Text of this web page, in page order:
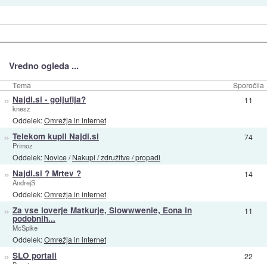
Vredno ogleda ...
Tema Sporočila
» Najdi.si - goljufija?
knesz
Oddelek:Omrežja in internet
11
» Telekom kupil Najdi.si
Primoz
Oddelek: Novice/Nakupi / združitve / propadi
74
» Najdi.si ? Mrtev ?
AndrejS
Oddelek:Omrežja in internet
14
» Za vse loverje Matkurje, Slowwwenie, Eona in
podobnih...
McSpike
Oddelek:Omrežja in internet
11
» SLO portali 22